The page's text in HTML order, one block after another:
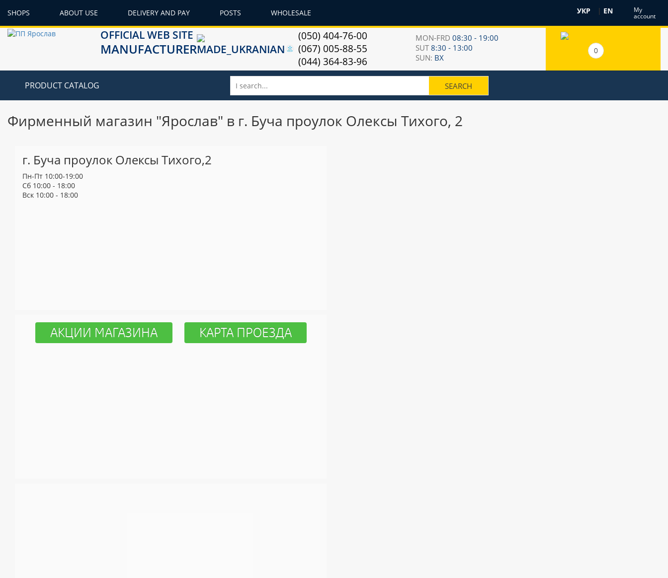
SHOPS ABOUT USE DELIVERY AND PAY POSTS WHOLESALE УКР | EN My
account
OFFICIAL WEB SITE
MANUFACTURER
(050) 404-76-00
(067) 005-88-55
(044) 364-83-96
MON-FRD08:30 - 19:00
SUT8:30 - 13:00
SUN: ВХ
0
PRODUCT CATALOG
Фирменный магазин "Ярослав" в г. Буча проулок Олексы Тихого, 2
г. Буча проулок Олексы Тихого,2
Пн-Пт 10:00-19:00
Сб 10:00 - 18:00
Вск 10:00 - 18:00
АКЦИИ МАГАЗИНА КАРТА ПРОЕЗДА